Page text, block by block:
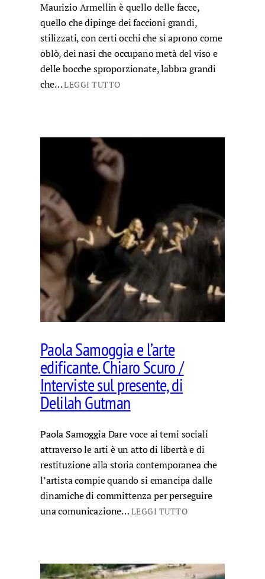
Maurizio Armellin è quello delle facce,
quello che dipinge dei faccioni grandi,
stilizzati, con certi occhi che si aprono come
oblò, dei nasi che occupano metà del viso e
delle bocche sproporzionate, labbra grandi
che…LEGGI TUTTO
Paola Samoggia e l’arte
edificante. Chiaro Scuro /
Interviste sul presente, di
Delilah Gutman
Paola Samoggia Dare voce ai temi sociali
attraverso le arti è un atto di libertà e di
restituzione alla storia contemporanea che
l’artista compie quando si emancipa dalle
dinamiche di committenza per perseguire
una comunicazione… LEGGI TUTTO